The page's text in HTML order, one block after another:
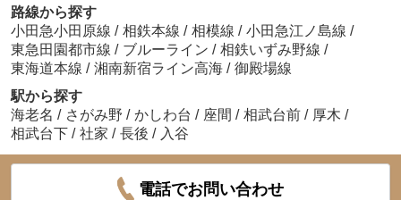
路線から探す
小田急小田原線 / 相鉄本線 / 相模線 / 小田急江ノ島線 /
東急田園都市線 / ブルーライン / 相鉄いずみ野線 /
東海道本線 / 湘南新宿ライン高海 / 御殿場線
駅から探す
海老名 / さがみ野 / かしわ台 / 座間 / 相武台前 / 厚木 /
相武台下 / 社家 / 長後 / 入谷
電話でお問い合わせ